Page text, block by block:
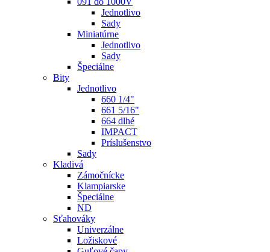
Jednotlivo
Sady
Miniatúrne
Jednotlivo
Sady
Špeciálne
Bity
Jednotlivo
660 1/4"
661 5/16"
664 dlhé
IMPACT
Príslušenstvo
Sady
Kladivá
Zámočnícke
Klampiarske
Špeciálne
ND
Sťahováky
Univerzálne
Ložiskové